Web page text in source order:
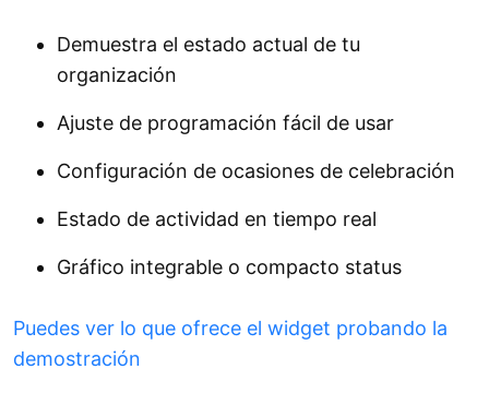
Demuestra el estado actual de tu
organización
Ajuste de programación fácil de usar
Configuración de ocasiones de celebración
Estado de actividad en tiempo real
Gráfico integrable o compacto status
Puedes ver lo que ofrece el widget probando la
demostración